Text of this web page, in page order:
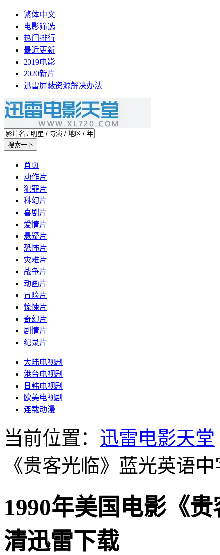
繁体中文
电影筛选
热门排行
最近更新
2019电影
2020新片
迅雷屏蔽资源解决办法
首页
动作片
犯罪片
科幻片
喜剧片
爱情片
悬疑片
恐怖片
灾难片
战争片
动画片
冒险片
惊悚片
奇幻片
剧情片
纪录片
大陆电视剧
港台电视剧
日韩电视剧
欧美电视剧
连载动漫
当前位置： 迅雷电影天堂
《贵客光临》蓝光英语中
1990年美国电影《
清迅雷下载